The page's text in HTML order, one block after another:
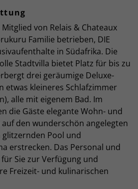
von Relais & Chateaux
Familie betrieben, DIE
in Südafrika. Die
Stadtvilla bietet Platz für bis zu
drei geräumige Deluxe-
etwas kleineres Schlafzimmer
alle mit eigenem Bad. Im
die Gäste elegante Wohn- und
auf den wunderschön angelegten
Pool und
erstrecken. Das Personal und
Sie zur Verfügung und
Freizeit- und kulinarischen